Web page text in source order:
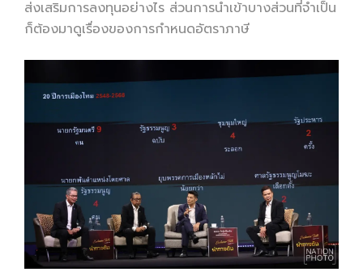
ส่งเสริมการลงทุนอย่างไร ส่วนการนำเข้าบางส่วนที่จำเป็น
ก็ต้องมาดูเรื่องของการกำหนดอัตราภาษี